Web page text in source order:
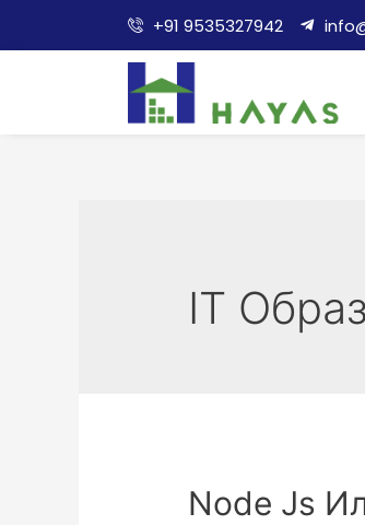
+91 9535327942
IT
Node Js